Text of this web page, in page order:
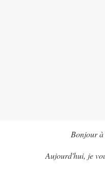
Bonjour à
Aujourd'hui, je